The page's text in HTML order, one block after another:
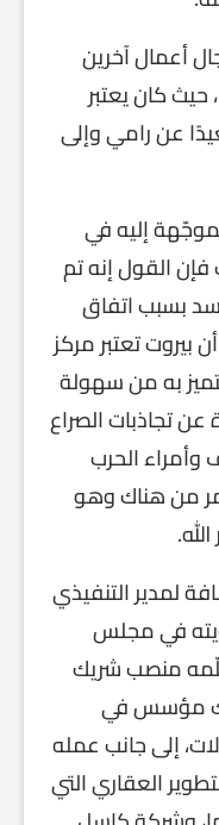
أعمال آخرين
حيث كان يعتبر
عن رامي وإلى
إليه في
القول إنه تم
بسبب اتفاق
بيروت تعتبر مركز
به من سهولة
تجاذبات الصراع
الحرب
من هناك وهو
لمدير التنفيذي
في مجلس
منصب شريك
مؤسس في
إلى جانب عمله
العقاري التي